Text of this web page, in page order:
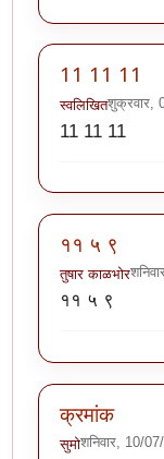
11 11 11
स्वलिखितशुक्रवार,
11 11 11
११ ५ ९
तुषार काळभोर
११ ५ ९
क्रमांक
सुमोशनिवार, 10/